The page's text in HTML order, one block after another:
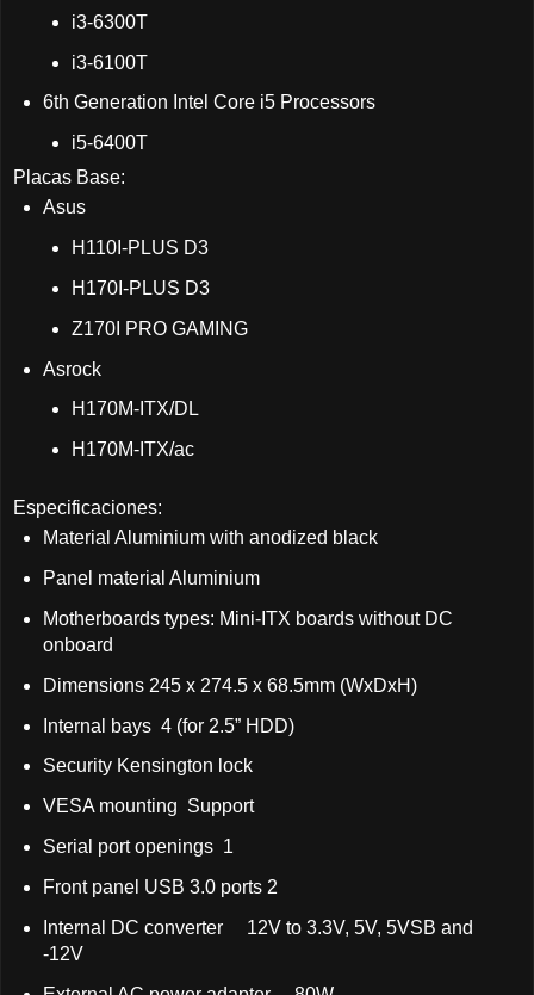
i3-6300T
i3-6100T
6th Generation Intel Core i5 Processors
i5-6400T
Placas Base:
Asus
H110I-PLUS D3
H170I-PLUS D3
Z170I PRO GAMING
Asrock
H170M-ITX/DL
H170M-ITX/ac
Especificaciones:
Material Aluminium with anodized black
Panel material Aluminium
Motherboards types: Mini-ITX boards without DC
onboard
Dimensions 245 x 274.5 x 68.5mm (WxDxH)
Internal bays 4 (for 2.5” HDD)
Security Kensington lock
VESA mounting Support
Serial port openings 1
Front panel USB 3.0 ports 2
Internal DC converter 12V to 3.3V, 5V, 5VSB and
-12V